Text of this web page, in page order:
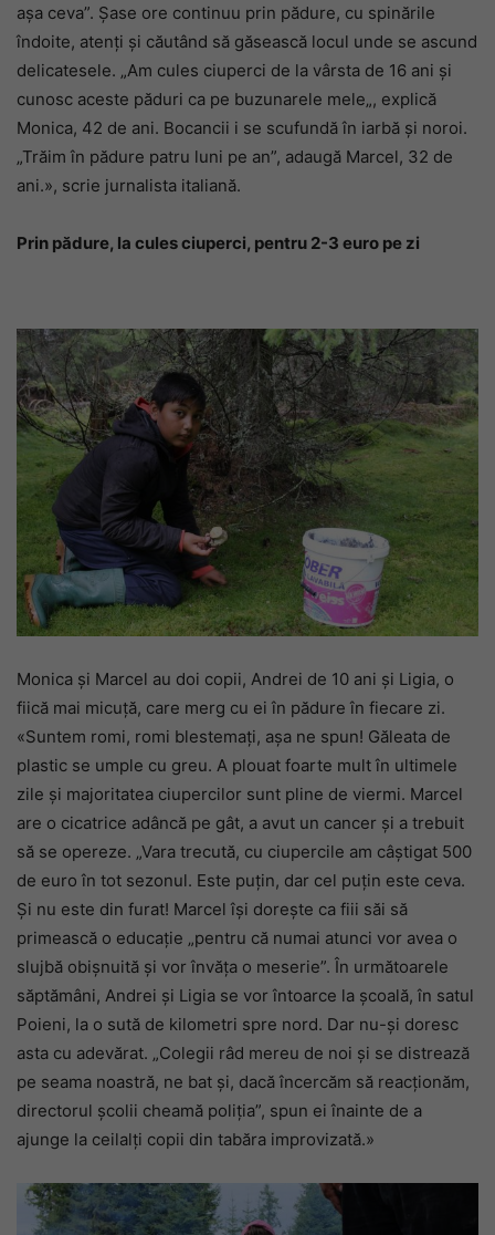
așa ceva”. Șase ore continuu prin pădure, cu spinările
îndoite, atenți și căutând să găsească locul unde se ascund
delicatesele. „Am cules ciuperci de la vârsta de 16 ani și
cunosc aceste păduri ca pe buzunarele mele„, explică
Monica, 42 de ani. Bocancii i se scufundă în iarbă și noroi.
„Trăim în pădure patru luni pe an”, adaugă Marcel, 32 de
ani.», scrie jurnalista italiană.
Prin pădure, la cules ciuperci, pentru 2-3 euro pe zi
Monica și Marcel au doi copii, Andrei de 10 ani și Ligia, o
fiică mai micuță, care merg cu ei în pădure în fiecare zi.
«Suntem romi, romi blestemați, așa ne spun! Găleata de
plastic se umple cu greu. A plouat foarte mult în ultimele
zile și majoritatea ciupercilor sunt pline de viermi. Marcel
are o cicatrice adâncă pe gât, a avut un cancer și a trebuit
să se opereze. „Vara trecută, cu ciupercile am câștigat 500
de euro în tot sezonul. Este puțin, dar cel puțin este ceva.
Și nu este din furat! Marcel își dorește ca fiii săi să
primească o educație „pentru că numai atunci vor avea o
slujbă obișnuită și vor învăța o meserie”. În următoarele
săptămâni, Andrei și Ligia se vor întoarce la școală, în satul
Poieni, la o sută de kilometri spre nord. Dar nu-și doresc
asta cu adevărat. „Colegii râd mereu de noi și se distrează
pe seama noastră, ne bat și, dacă încercăm să reacționăm,
directorul școlii cheamă poliția”, spun ei înainte de a
ajunge la ceilalți copii din tabăra improvizată.»